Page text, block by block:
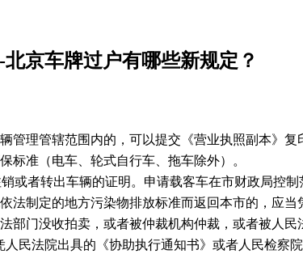
京车牌过户有哪些新规定？
管理管辖范围内的，可以提交《营业执照副本》
标准（电车、轮式自行车、拖车除外）。
或者转出车辆的证明。申请载客车在市财政局控
法制定的地方污染物排放标准而返回本市的，应
部门没收拍卖，或者被仲裁机构仲裁，或者被人
民法院出具的《协助执行通知书》或者人民检